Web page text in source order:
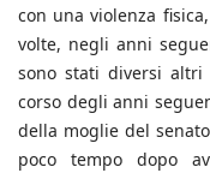
con una violenza
volte, negli anni
sono stati diversi altri
corso degli anni
della moglie del
poco tempo dopo